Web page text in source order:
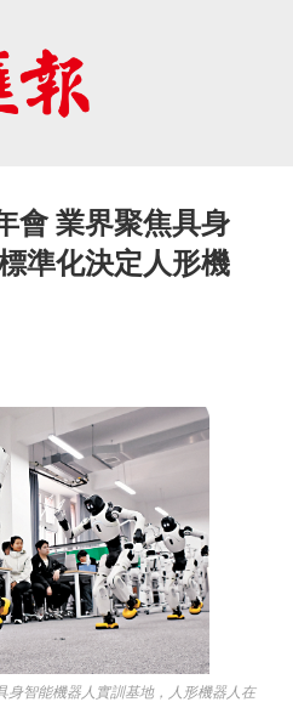
會 業界聚焦具身
準化決定人形機
身智能機器人實訓基地，人形機器人在